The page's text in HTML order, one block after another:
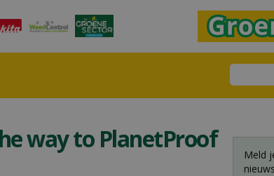
way to PlanetProof
Meld